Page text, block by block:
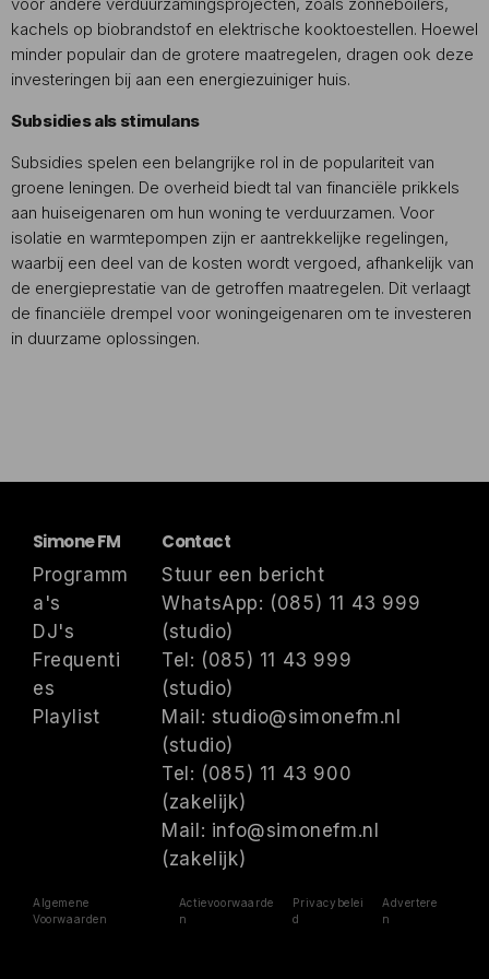
kachels op biobrandstof en elektrische kooktoestellen. Hoewel
minder populair dan de grotere maatregelen, dragen ook deze
investeringen bij aan een energiezuiniger huis.
Subsidies als stimulans
Subsidies spelen een belangrijke rol in de populariteit van
groene leningen. De overheid biedt tal van financiële prikkels
aan huiseigenaren om hun woning te verduurzamen. Voor
isolatie en warmtepompen zijn er aantrekkelijke regelingen,
waarbij een deel van de kosten wordt vergoed, afhankelijk van
de energieprestatie van de getroffen maatregelen. Dit verlaagt
de financiële drempel voor woningeigenaren om te investeren
in duurzame oplossingen.
Simone FM
Programm
a's
DJ's
Frequenti
es
Playlist
Contact
Stuur een bericht
WhatsApp: (085) 11 43 999
(studio)
Tel: (085) 11 43 999
(studio)
Mail: studio@simonefm.nl
(studio)
Tel: (085) 11 43 900
(zakelijk)
Mail: info@simonefm.nl
(zakelijk)
Algemene
Voorwaarden
Actievoorwaarde
n
Privacybelei
d
Advertere
n